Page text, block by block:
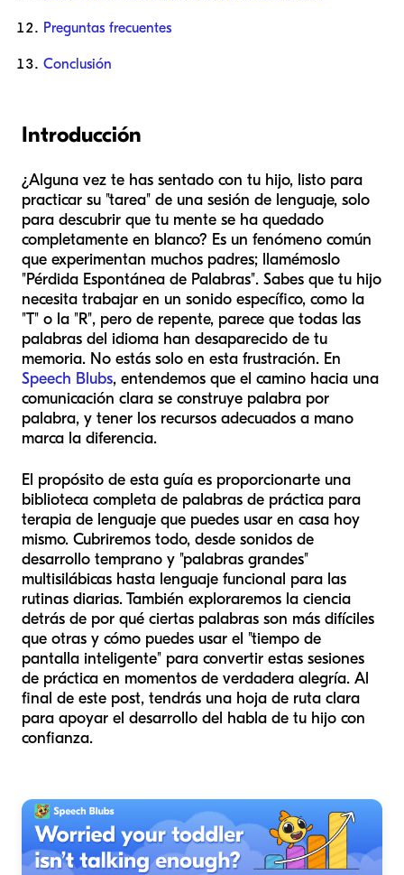
Preguntas frecuentes
Conclusión
Introducción
¿Alguna vez te has sentado con tu hijo, listo para
practicar su "tarea" de una sesión de lenguaje, solo
para descubrir que tu mente se ha quedado
completamente en blanco? Es un fenómeno común
que experimentan muchos padres; llamémoslo
"Pérdida Espontánea de Palabras". Sabes que tu hijo
necesita trabajar en un sonido específico, como la
"T" o la "R", pero de repente, parece que todas las
palabras del idioma han desaparecido de tu
memoria. No estás solo en esta frustración. En
Speech Blubs, entendemos que el camino hacia una
comunicación clara se construye palabra por
palabra, y tener los recursos adecuados a mano
marca la diferencia.
El propósito de esta guía es proporcionarte una
biblioteca completa de palabras de práctica para
terapia de lenguaje que puedes usar en casa hoy
mismo. Cubriremos todo, desde sonidos de
desarrollo temprano y "palabras grandes"
multisilábicas hasta lenguaje funcional para las
rutinas diarias. También exploraremos la ciencia
detrás de por qué ciertas palabras son más difíciles
que otras y cómo puedes usar el "tiempo de
pantalla inteligente" para convertir estas sesiones
de práctica en momentos de verdadera alegría. Al
final de este post, tendrás una hoja de ruta clara
para apoyar el desarrollo del habla de tu hijo con
confianza.